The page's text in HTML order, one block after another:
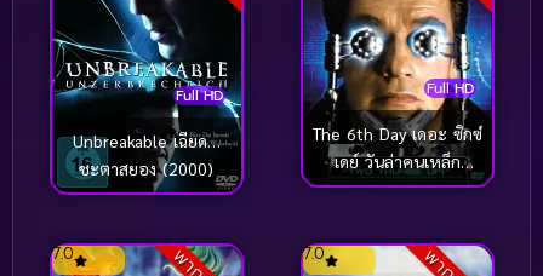
Full HD
Unbreakable เฉียด…
ชะตาสยอง (2000)
Full HD
The 6th Day เดอะ ซิกซ์
เดย์ วันล่าคนเหล็ก
อหังการ (2000)
7.0 7.0